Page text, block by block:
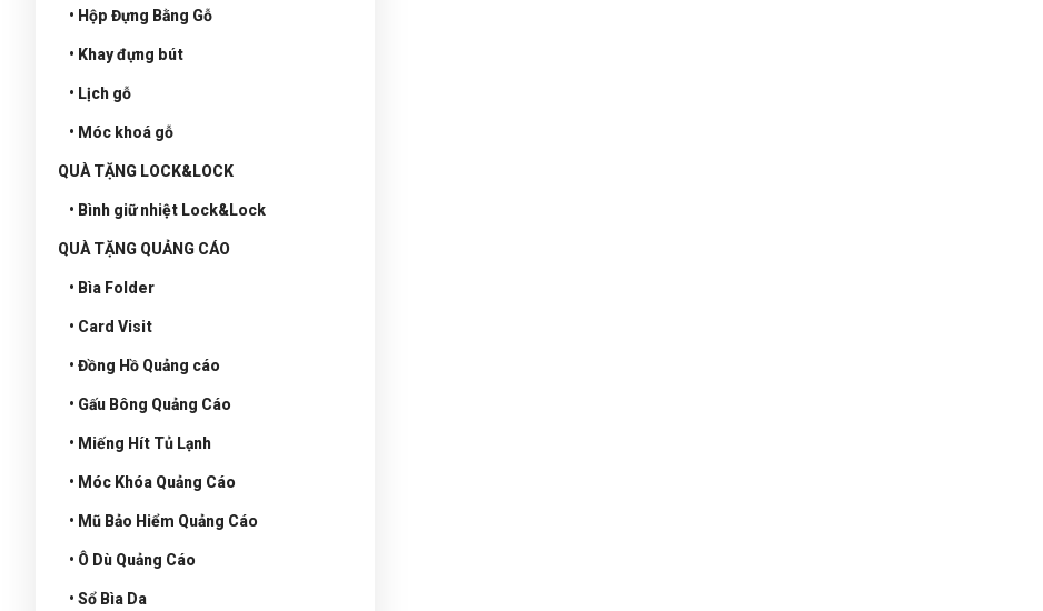
• Hộp Đựng Bằng Gỗ
• Khay đựng bút
• Lịch gỗ
• Móc khoá gỗ
QUÀ TẶNG LOCK&LOCK
• Bình giữ nhiệt Lock&Lock
QUÀ TẶNG QUẢNG CÁO
• Bìa Folder
• Card Visit
• Đồng Hồ Quảng cáo
• Gấu Bông Quảng Cáo
• Miếng Hít Tủ Lạnh
• Móc Khóa Quảng Cáo
• Mũ Bảo Hiểm Quảng Cáo
• Ô Dù Quảng Cáo
• Sổ Bìa Da